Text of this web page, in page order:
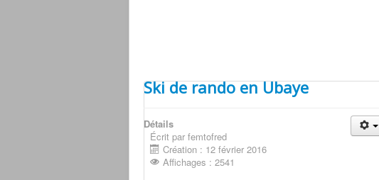
Ski de rando en Ubaye
Détails
Écrit par femtofred
Création : 12 février 2016
Affichages : 2541